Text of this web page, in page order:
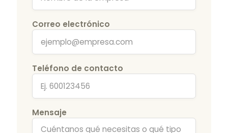
Correo electrónico
Teléfono de contacto
Mensaje